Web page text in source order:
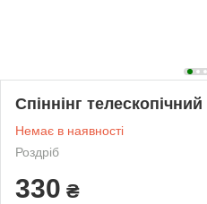
Спіннінг
Немає в наявності
Роздріб
330 ₴